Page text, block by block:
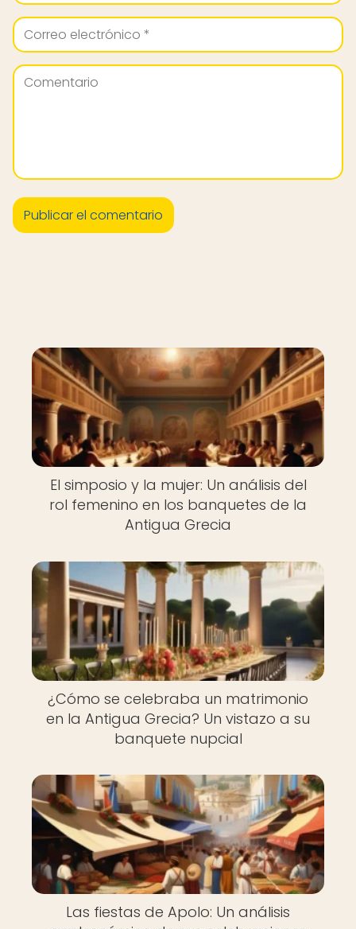
El simposio y la mujer: Un análisis del
rol femenino en los banquetes de la
Antigua Grecia
¿Cómo se celebraba un matrimonio
en la Antigua Grecia? Un vistazo a su
banquete nupcial
Las fiestas de Apolo: Un análisis